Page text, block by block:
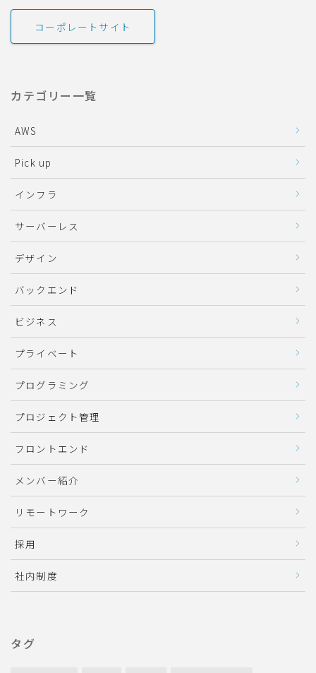
コーポレートサイト
カテゴリー一覧
AWS
Pick up
インフラ
サーバーレス
デザイン
バックエンド
ビジネス
プライベート
プログラミング
プロジェクト管理
フロントエンド
メンバー紹介
リモートワーク
採用
社内制度
タグ